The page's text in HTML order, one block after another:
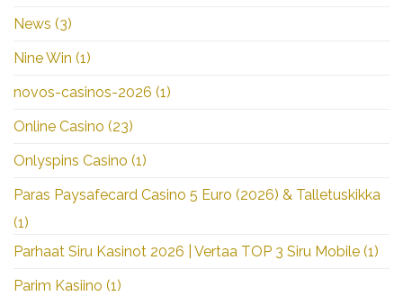
News (3)
Nine Win (1)
novos-casinos-2026 (1)
Online Casino (23)
Onlyspins Casino (1)
Paras Paysafecard Casino 5 Euro (2026) & Talletuskikka
(1)
Parhaat Siru Kasinot 2026 | Vertaa TOP 3 Siru Mobile (1)
Parim Kasiino (1)